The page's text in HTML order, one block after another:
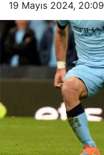
19 Mayıs 2024, 20:09